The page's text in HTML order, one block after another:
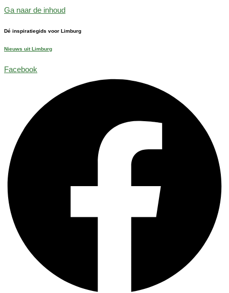
Ga naar de inhoud
Dé inspiratiegids voor Limburg
Nieuws uit Limburg
Facebook